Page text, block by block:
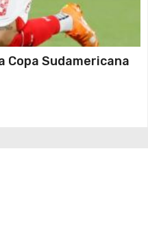
Copa Sudamericana